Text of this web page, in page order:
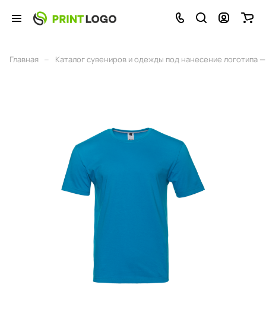
Главная Каталог сувениров и одежды под нанесение логотипа